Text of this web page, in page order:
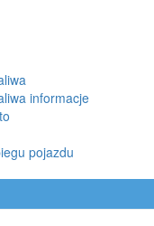
informacje
pojazdu